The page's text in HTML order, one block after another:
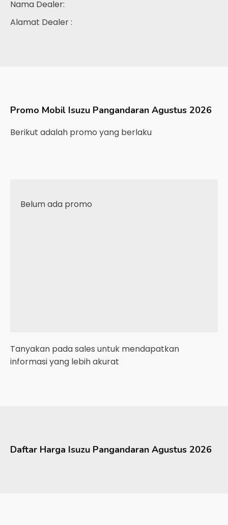
Nama Dealer:
Alamat Dealer :
Promo Mobil Isuzu Pangandaran Agustus 2026
Berikut adalah promo yang berlaku
Belum ada promo
Tanyakan pada sales untuk mendapatkan
informasi yang lebih akurat
Daftar Harga Isuzu Pangandaran Agustus 2026